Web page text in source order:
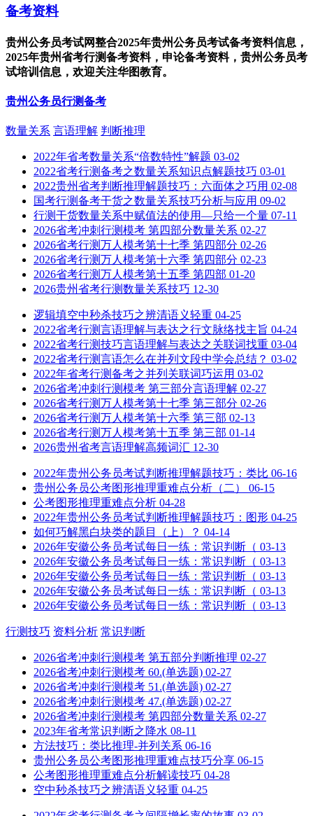
备考资料
贵州公务员考试网整合2025年贵州公务员考试备考资料信息，
2025年贵州省考行测备考资料，申论备考资料，贵州公务员考
试培训信息，欢迎关注华图教育。
贵州公务员行测备考
数量关系 言语理解 判断推理
2022年省考数量关系“倍数特性”解题 03-02
2022省考行测备考之数量关系知识点解题技巧 03-01
2022贵州省考判断推理解题技巧：六面体之巧用 02-08
国考行测备考干货之数量关系技巧分析与应用 09-02
行测干货数量关系中赋值法的使用—只给一个量 07-11
2026省考冲刺行测模考 第四部分数量关系 02-27
2026省考行测万人模考第十七季 第四部分 02-26
2026省考行测万人模考第十六季 第四部分 02-23
2026省考行测万人模考第十五季 第四部 01-20
2026贵州省考行测数量关系技巧 12-30
逻辑填空中秒杀技巧之辨清语义轻重 04-25
2022省考行测言语理解与表达之行文脉络找主旨 04-24
2022省考行测技巧言语理解与表达之关联词找重 03-04
2022省考行测言语怎么在并列文段中学会总结？ 03-02
2022年省考行测备考之并列关联词巧运用 03-02
2026省考冲刺行测模考 第三部分言语理解 02-27
2026省考行测万人模考第十七季 第三部分 02-26
2026省考行测万人模考第十六季 第三部 02-13
2026省考行测万人模考第十五季 第三部 01-14
2026贵州省考言语理解高频词汇 12-30
2022年贵州公务员考试判断推理解题技巧：类比 06-16
贵州公务员公考图形推理重难点分析（二） 06-15
公考图形推理重难点分析 04-28
2022年贵州公务员考试判断推理解题技巧：图形 04-25
如何巧解黑白块类的题目（上）？ 04-14
2026年安徽公务员考试每日一练：常识判断（ 03-13
2026年安徽公务员考试每日一练：常识判断（ 03-13
2026年安徽公务员考试每日一练：常识判断（ 03-13
2026年安徽公务员考试每日一练：常识判断（ 03-13
2026年安徽公务员考试每日一练：常识判断（ 03-13
行测技巧 资料分析 常识判断
2026省考冲刺行测模考 第五部分判断推理 02-27
2026省考冲刺行测模考 60.(单选题) 02-27
2026省考冲刺行测模考 51.(单选题) 02-27
2026省考冲刺行测模考 47.(单选题) 02-27
2026省考冲刺行测模考 第四部分数量关系 02-27
2023年省考常识判断之降水 08-11
方法技巧：类比推理-并列关系 06-16
贵州公务员公考图形推理重难点技巧分享 06-15
公考图形推理重难点分析解读技巧 04-28
空中秒杀技巧之辨清语义轻重 04-25